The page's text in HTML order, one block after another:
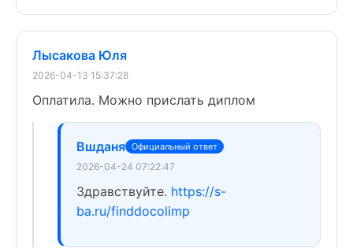
Лысакова Юля
2026-04-13 15:37:28
Оплатила. Можно прислать диплом
Вшданя Официальный ответ
2026-04-24 07:22:47
Здравствуйте. https://s-
ba.ru/finddocolimp